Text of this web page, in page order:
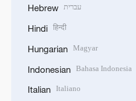
Hebrew עברית
Hindi हिन्दी
Hungarian Magyar
Indonesian Bahasa Indonesia
Italian Italiano